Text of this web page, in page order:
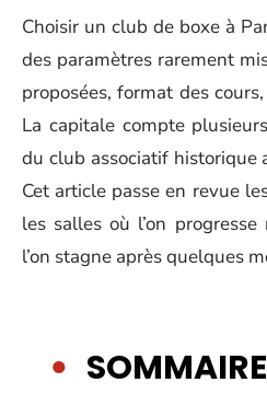
Choisir un club de boxe à
des paramètres rarement
proposées, format des
La capitale compte
du club associatif historique
Cet article passe en revue
les salles où l’on
l’on stagne après quelques
SOMMAIRE